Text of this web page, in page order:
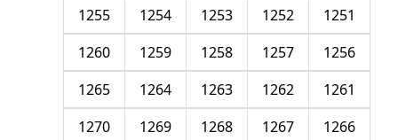
1251
1252
1253
1254
1255
1256
1257
1258
1259
1260
1261
1262
1263
1264
1265
1266
1267
1268
1269
1270